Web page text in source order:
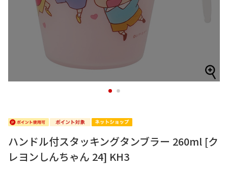
1 2
ハンドル付スタッキングタンブラー 260ml [ク
レヨンしんちゃん 24] KH3